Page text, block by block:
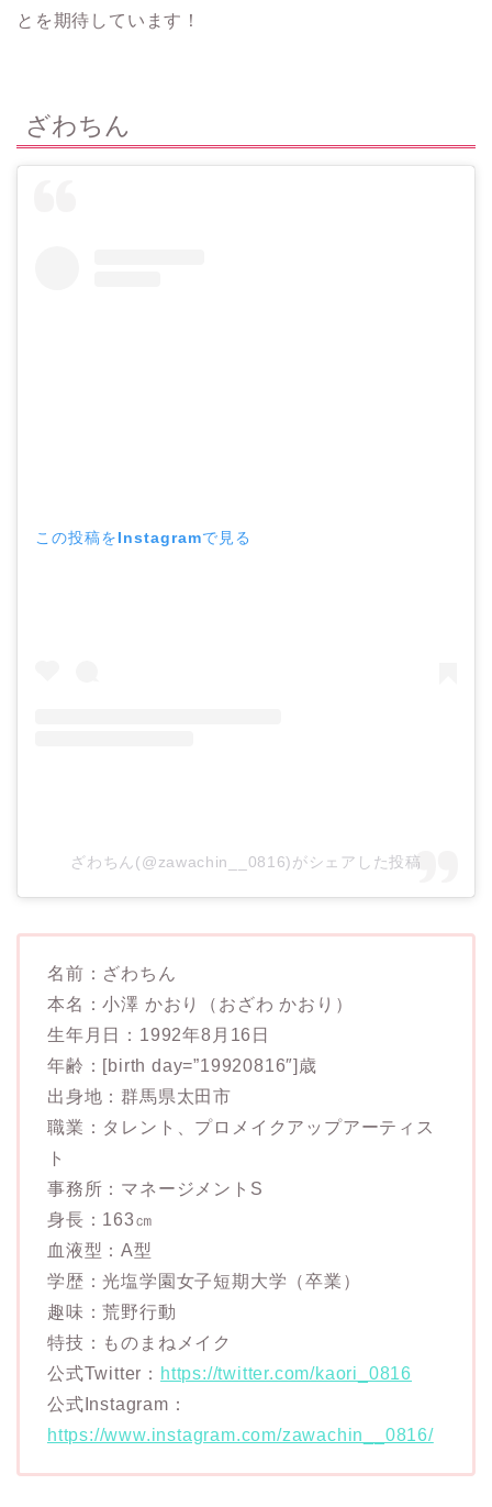
とを期待しています！
ざわちん
この投稿をInstagramで見る
ざわちん(@zawachin__0816)がシェアした投稿
名前：ざわちん
本名：小澤 かおり（おざわ かおり）
生年月日：1992年8月16日
年齢：[birth day=”19920816″]歳
出身地：群馬県太田市
職業：タレント、プロメイクアップアーティス
ト
事務所：マネージメントS
身長：163㎝
血液型：A型
学歴：光塩学園女子短期大学（卒業）
趣味：荒野行動
特技：ものまねメイク
公式Twitter： https://twitter.com/kaori_0816
公式Instagram：
https://www.instagram.com/zawachin__0816/